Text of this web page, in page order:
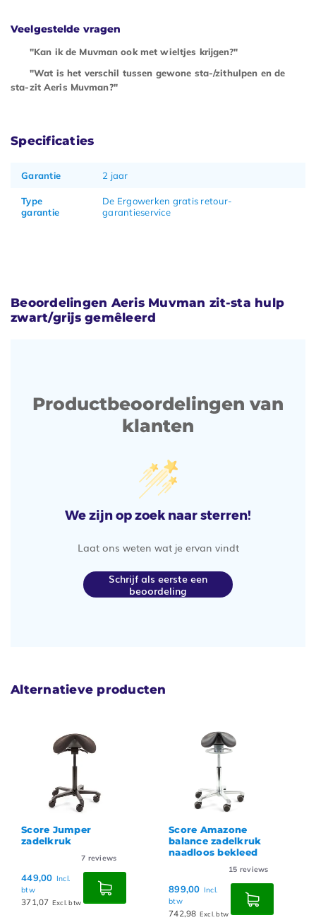
Veelgestelde vragen
"Kan ik de Muvman ook met wieltjes krijgen?"
"Wat is het verschil tussen gewone sta-/zithulpen en de
sta-zit Aeris Muvman?"
Specificaties
Garantie 2 jaar
Type
garantie
De Ergowerken gratis retour-
garantieservice
Beoordelingen Aeris Muvman zit-sta hulp
zwart/grijs gemêleerd
Productbeoordelingen van
klanten
We zijn op zoek naar sterren!
Laat ons weten wat je ervan vindt
Schrijf als eerste een
beoordeling
Alternatieve producten
Score Jumper
zadelkruk
7 reviews
449,00 Incl.
btw
371,07 Excl. btw
Score Amazone
balance zadelkruk
naadloos bekleed
15 reviews
899,00 Incl.
btw
742,98 Excl. btw